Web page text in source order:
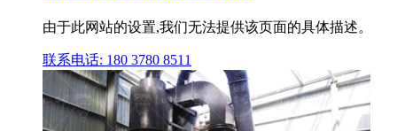
由于此网站的设置,我们无法提供该页面的具体描述。
联系电话: 180 3780 8511